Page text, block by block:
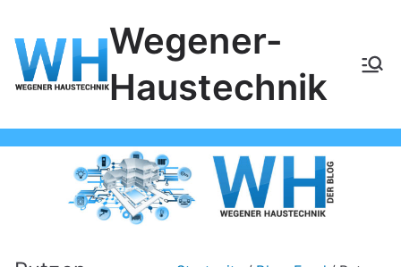
Inhalt
springen
Wegener-
Haustechnik